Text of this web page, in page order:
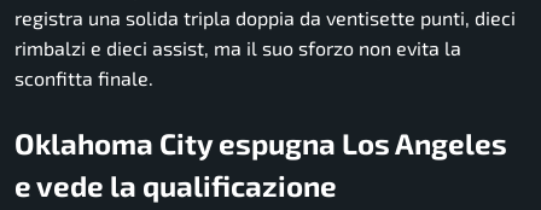
registra una solida tripla doppia da ventisette punti, dieci
rimbalzi e dieci assist, ma il suo sforzo non evita la
sconfitta finale.
Oklahoma City espugna Los Angeles
e vede la qualificazione